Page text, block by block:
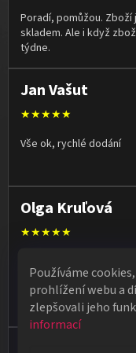
Používáme
prohlížení webu a
zlepšovali jeho
informací
Poradí, pomůžou.
skladem. Ale i když
týdne.
Jan Vašut
★★★★★
Vše ok, rychlé dodání
Olga Kruľová
★★★★★
perfektně, syn měl
na školní besídce.
naprostá spokojenost.